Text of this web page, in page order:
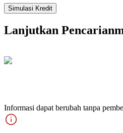
Simulasi Kredit
Lanjutkan
Informasi dapat berubah tanpa